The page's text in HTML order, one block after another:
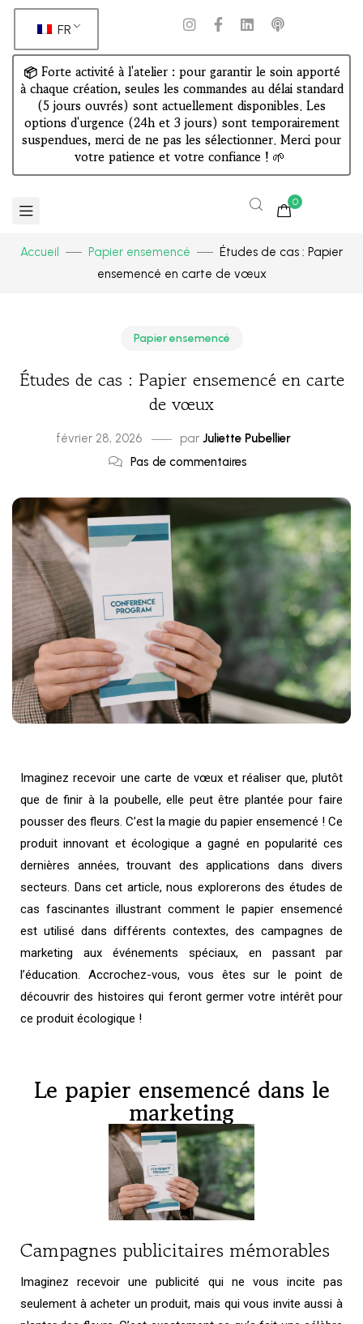
📦 Forte activité à l'atelier : pour garantir le soin apporté
à chaque création, seules les commandes au délai standard
(5 jours ouvrés) sont actuellement disponibles. Les
options d'urgence (24h et 3 jours) sont temporairement
suspendues, merci de ne pas les sélectionner. Merci pour
votre patience et votre confiance ! 🌱
FR
0
Accueil Papier ensemencé
Études de cas : Papier
ensemencé en carte de vœux
Papier ensemencé
Études de cas : Papier ensemencé en carte
de vœux
février 28, 2026 par Juliette Pubellier
Pas de commentaires
Imaginez recevoir une carte de vœux et réaliser que, plutôt
que de finir à la poubelle, elle peut être plantée pour faire
pousser des fleurs. C’est la magie du papier ensemencé ! Ce
produit innovant et écologique a gagné en popularité ces
dernières années, trouvant des applications dans divers
secteurs. Dans cet article, nous explorerons des études de
cas fascinantes illustrant comment le papier ensemencé
est utilisé dans différents contextes, des campagnes de
marketing aux événements spéciaux, en passant par
l’éducation. Accrochez-vous, vous êtes sur le point de
découvrir des histoires qui feront germer votre intérêt pour
ce produit écologique !
Le papier ensemencé dans le
marketing
Campagnes publicitaires mémorables
Imaginez recevoir une publicité qui ne vous incite pas
seulement à acheter un produit, mais qui vous invite aussi à